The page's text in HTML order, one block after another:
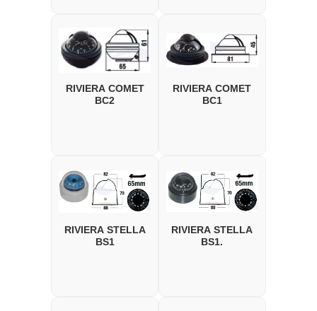
RIVIERA COMET
BC2
RIVIERA COMET
BC1
RIVIERA STELLA
BS1
RIVIERA STELLA
BS1.